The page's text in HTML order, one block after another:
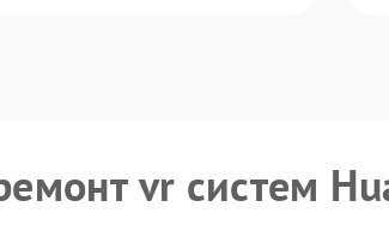
vr систем